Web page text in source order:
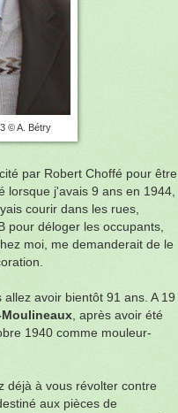
© A. Bétry
par Robert Choffé pour être
lorsque j'avais 9 ans en 1944,
courir dans les rues,
pour déloger les occupants,
moi, me demanderait de le
avoir bientôt 91 ans. A 19
, après avoir été
1940 comme mouleur-
déjà à vous révolter contre
aux pièces de